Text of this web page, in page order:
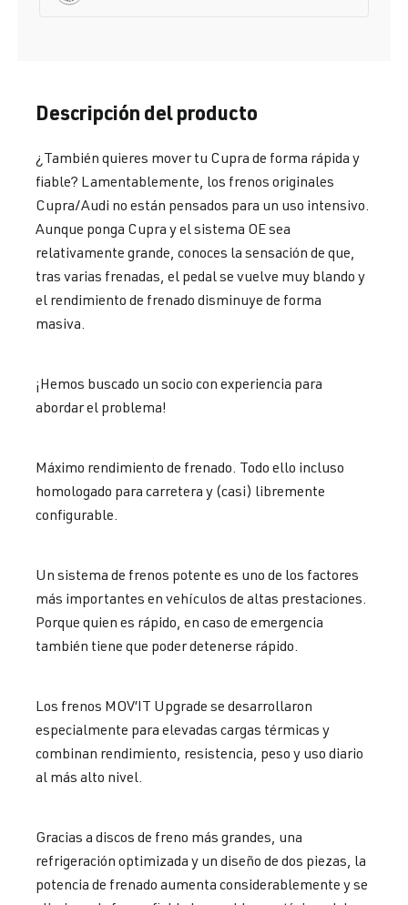
Descripción del producto
¿También quieres mover tu Cupra de forma rápida y
fiable? Lamentablemente, los frenos originales
Cupra/Audi no están pensados para un uso intensivo.
Aunque ponga Cupra y el sistema OE sea
relativamente grande, conoces la sensación de que,
tras varias frenadas, el pedal se vuelve muy blando y
el rendimiento de frenado disminuye de forma
masiva.
¡Hemos buscado un socio con experiencia para
abordar el problema!
Máximo rendimiento de frenado. Todo ello incluso
homologado para carretera y (casi) libremente
configurable.
Un sistema de frenos potente es uno de los factores
más importantes en vehículos de altas prestaciones.
Porque quien es rápido, en caso de emergencia
también tiene que poder detenerse rápido.
Los frenos MOV’IT Upgrade se desarrollaron
especialmente para elevadas cargas térmicas y
combinan rendimiento, resistencia, peso y uso diario
al más alto nivel.
Gracias a discos de freno más grandes, una
refrigeración optimizada y un diseño de dos piezas, la
potencia de frenado aumenta considerablemente y se